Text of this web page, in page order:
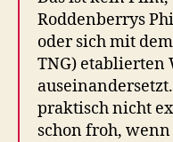
Roddenberrys
oder sich mit
TNG) etablierten
praktisch nicht
schon froh,